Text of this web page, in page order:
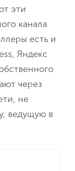
эти
канала
есть и
Яндекс
через
не
ведущую в